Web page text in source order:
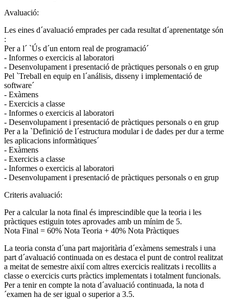
Avaluació:
Les eines d´avaluació emprades per cada resultat d´aprenentatge són
:
Per a l´ `Ús d´un entorn real de programació´
- Informes o exercicis al laboratori
- Desenvolupament i presentació de pràctiques personals o en grup
Pel `Treball en equip en l´análisis, disseny i implementació de
software´
- Exàmens
- Exercicis a classe
- Informes o exercicis al laboratori
- Desenvolupament i presentació de pràctiques personals o en grup
Per a la `Definició de l´estructura modular i de dades per dur a terme
les aplicacions informàtiques´
- Exàmens
- Exercicis a classe
- Informes o exercicis al laboratori
- Desenvolupament i presentació de pràctiques personals o en grup
Criteris avaluació:
Per a calcular la nota final és imprescindible que la teoria i les
pràctiques estiguin totes aprovades amb un mínim de 5.
Nota Final = 60% Nota Teoria + 40% Nota Pràctiques
La teoria consta d´una part majoritària d´exàmens semestrals i una
part d´avaluació continuada on es destaca el punt de control realitzat
a meitat de semestre aixií com altres exercicis realitzats i recollits a
classe o exercicis curts pràctics implementats i totalment funcionals.
Per a tenir en compte la nota d´avaluació continuada, la nota d
´examen ha de ser igual o superior a 3.5.